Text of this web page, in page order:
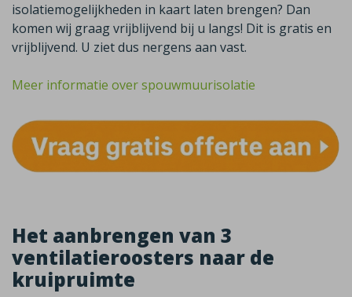
isolatiemogelijkheden in kaart laten brengen? Dan
komen wij graag vrijblijvend bij u langs! Dit is gratis en
vrijblijvend. U ziet dus nergens aan vast.
Meer informatie over spouwmuurisolatie
Het aanbrengen van 3
ventilatieroosters naar de
kruipruimte